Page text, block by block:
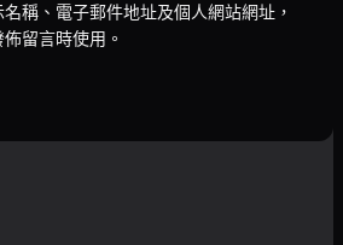
稱、電子郵件地址及個人網站網址，
留言時使用。